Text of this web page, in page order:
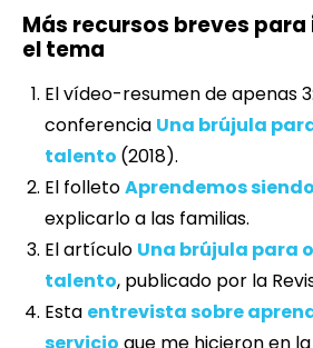
Más recursos breves
el tema
El vídeo-resumen de apenas
conferencia Una brújula
talento (2018).
El folletoAprendemos
explicarlo a las familias.
El artículo Una brújula para
talento, publicado por la
Esta entrevista sobre
servicio que me hicieron en